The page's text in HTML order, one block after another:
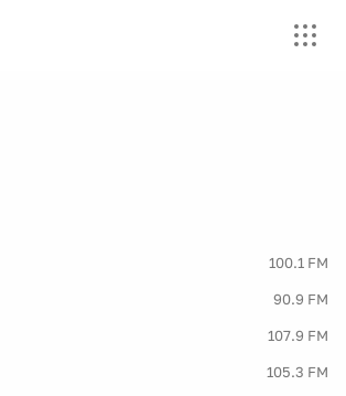
100.1 FM
90.9 FM
107.9 FM
105.3 FM